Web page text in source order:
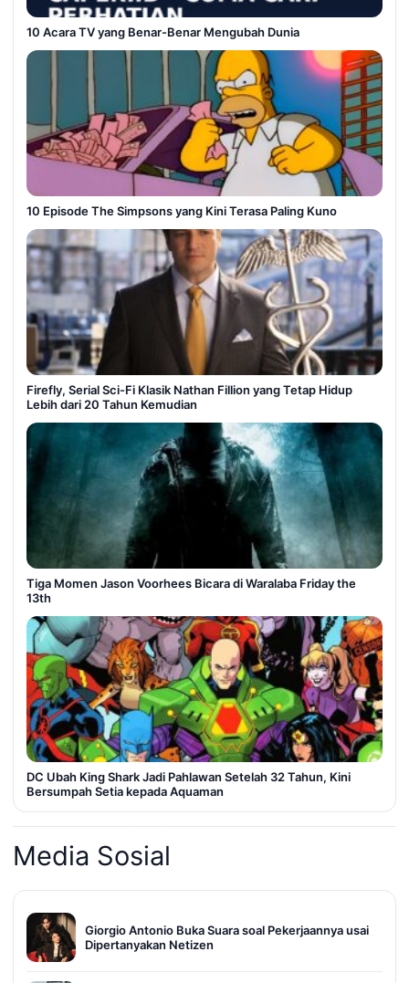
10 Acara TV yang Benar-Benar Mengubah Dunia
10 Episode The Simpsons yang Kini Terasa Paling Kuno
Firefly, Serial Sci-Fi Klasik Nathan Fillion yang Tetap Hidup
Lebih dari 20 Tahun Kemudian
Tiga Momen Jason Voorhees Bicara di Waralaba Friday the
13th
DC Ubah King Shark Jadi Pahlawan Setelah 32 Tahun, Kini
Bersumpah Setia kepada Aquaman
Media Sosial
Giorgio Antonio Buka Suara soal Pekerjaannya usai
Dipertanyakan Netizen